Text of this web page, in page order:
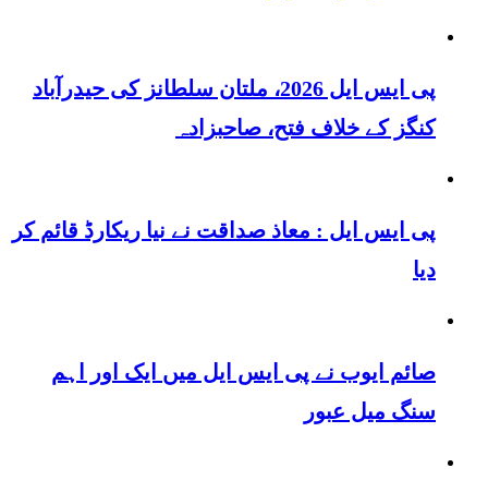
پی ایس ایل 2026، ملتان سلطانز کی حیدرآباد
کنگز کے خلاف فتح، صاحبزادہ
پی ایس ایل : معاذ صداقت نے نیا ریکارڈ قائم کر
دیا
صائم ایوب نے پی ایس ایل میں ایک اور اہم
سنگ میل عبور